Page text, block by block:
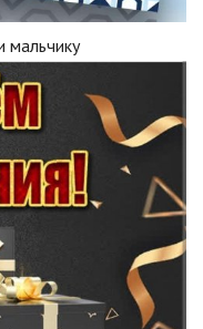
мальчику